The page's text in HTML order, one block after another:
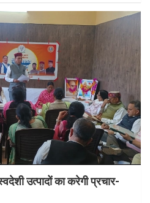
उत्पादों का करेगी प्रचार-